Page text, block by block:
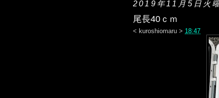
2019年11月5日火
尾長40ｃｍ
< kuroshiomaru > 18:47